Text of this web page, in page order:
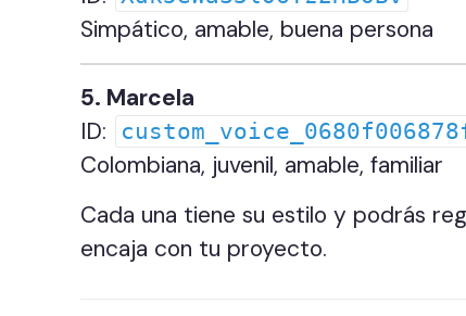
Simpático, amable, buena persona
5. Marcela
ID:
Colombiana, juvenil, amable, familiar
Cada una tiene su estilo y podrás
encaja con tu proyecto.